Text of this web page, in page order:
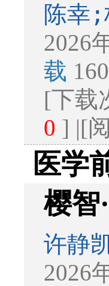
陈幸
2026
载
[下载
0 ] |[
医学
樱智
许静
2026